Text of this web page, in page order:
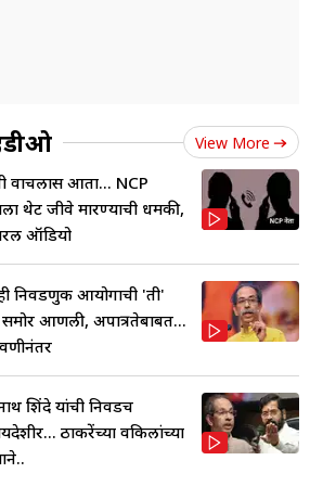
View More
वाचलास आता... NCP
थेट जीवे मारण्याची धमकी,
ऑडियो
निवडणुक आयोगाची 'ती'
आणली, अपात्रतेबाबत...
शिंदे यांची निवडच
ठाकरेंच्या वकिलांच्या